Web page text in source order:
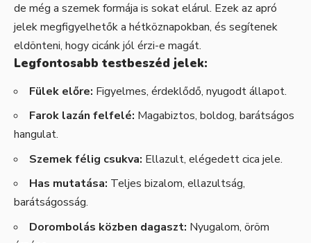
de még a szemek formája is sokat elárul. Ezek az apró
jelek megfigyelhetők a hétköznapokban, és segítenek
eldönteni, hogy cicánk jól érzi-e magát.
Legfontosabb testbeszéd jelek:
Fülek előre: Figyelmes, érdeklődő, nyugodt állapot.
Farok lazán felfelé: Magabiztos, boldog, barátságos
hangulat.
Szemek félig csukva: Ellazult, elégedett cica jele.
Has mutatása: Teljes bizalom, ellazultság,
barátságosság.
Dorombolás közben dagaszt: Nyugalom, öröm